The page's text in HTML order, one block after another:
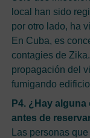
local han sido
por otro lado, ha
En Cuba, es
contagies de
propagación del
fumigando
P4. ¿Hay
antes de
Las personas